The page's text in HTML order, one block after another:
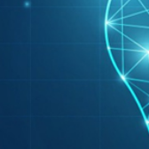
CƠ CẤU TỔ CHỨC
HƯỚNG DẪN NỘP
TRA CỨU SỞ HỮU